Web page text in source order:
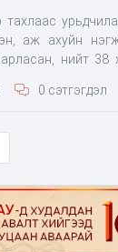
аж ахуйн
нийт 38
огт орлогогүй
босгоход
0 сэтгэгдэл